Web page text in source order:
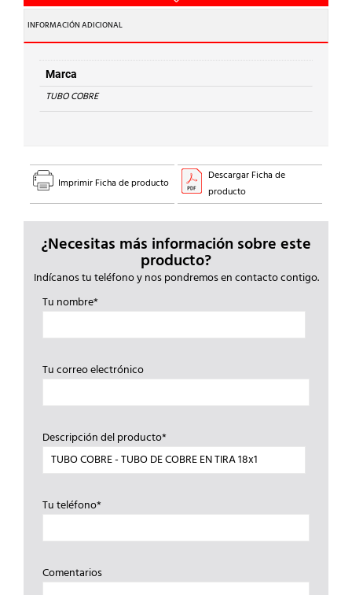
TUBO
DE
COBRE
EN
TIRA
18x1
cantidad
INFORMACIÓN ADICIONAL
Marca
TUBO COBRE
Imprimir Ficha de producto
Descargar Ficha de
producto
¿Necesitas más información sobre este
producto?
Indícanos tu teléfono y nos pondremos en contacto contigo.
Tu nombre*
Tu correo electrónico
Descripción del producto*
Tu teléfono*
Comentarios